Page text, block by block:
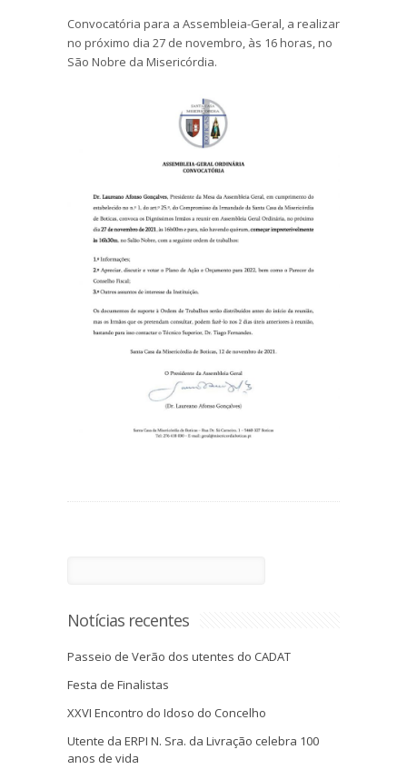
Convocatória para a Assembleia-Geral, a realizar
no próximo dia 27 de novembro, às 16 horas, no
São Nobre da Misericórdia.
Notícias recentes
Passeio de Verão dos utentes do CADAT
Festa de Finalistas
XXVI Encontro do Idoso do Concelho
Utente da ERPI N. Sra. da Livração celebra 100
anos de vida